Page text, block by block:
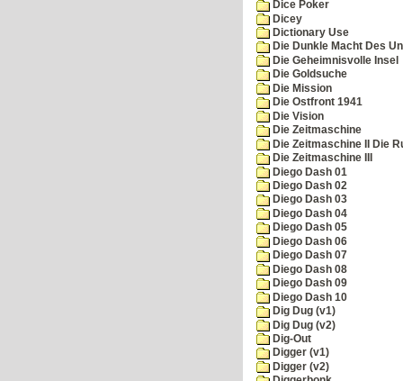
Dice Poker
Dicey
Dictionary Use
Die Dunkle Macht Des
Die Geheimnisvolle Insel
Die Goldsuche
Die Mission
Die Ostfront 1941
Die Vision
Die Zeitmaschine
Die Zeitmaschine II Die
Die Zeitmaschine III
Diego Dash 01
Diego Dash 02
Diego Dash 03
Diego Dash 04
Diego Dash 05
Diego Dash 06
Diego Dash 07
Diego Dash 08
Diego Dash 09
Diego Dash 10
Dig Dug (v1)
Dig Dug (v2)
Dig-Out
Digger (v1)
Digger (v2)